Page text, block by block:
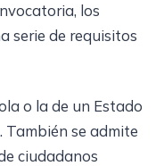
los
serie de requisitos
o la de un Estado
También se admite
ciudadanos